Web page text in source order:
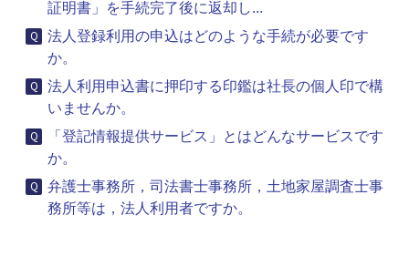
証明書」を手続完了後に返却し...
法人登録利用の申込はどのような手続が必要です
か。
法人利用申込書に押印する印鑑は社長の個人印で構
いませんか。
「登記情報提供サービス」とはどんなサービスです
か。
弁護士事務所，司法書士事務所，土地家屋調査士事
務所等は，法人利用者ですか。